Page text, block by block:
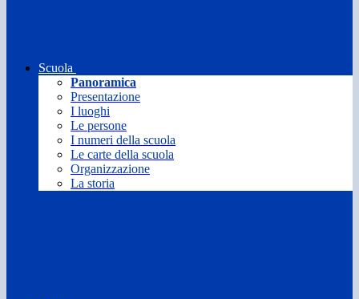
Scuola
Panoramica
Presentazione
I luoghi
Le persone
I numeri della scuola
Le carte della scuola
Organizzazione
La storia